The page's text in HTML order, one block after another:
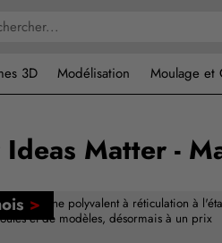
3D Modélisation Moulage et
Matter -
>
de silicone polyvalent à réticulation à
et de modèles, désormais à un prix